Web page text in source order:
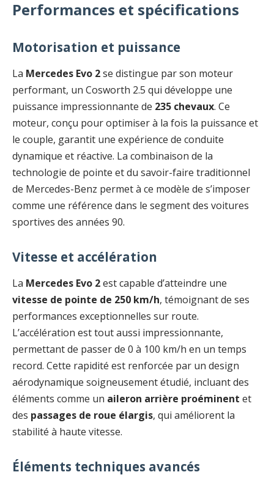
Performances et spécifications
Motorisation et puissance
La Mercedes Evo 2se distingue par son moteur
performant, un Cosworth 2.5 qui développe une
puissance impressionnante de 235 chevaux. Ce
moteur, conçu pour optimiser à la fois la puissance et
le couple, garantit une expérience de conduite
dynamique et réactive. La combinaison de la
technologie de pointe et du savoir-faire traditionnel
de Mercedes-Benz permet à ce modèle de s’imposer
comme une référence dans le segment des voitures
sportives des années 90.
Vitesse et accélération
La Mercedes Evo 2est capable d’atteindre une
vitesse de pointe de 250 km/h, témoignant de ses
performances exceptionnelles sur route.
L’accélération est tout aussi impressionnante,
permettant de passer de 0 à 100 km/h en un temps
record. Cette rapidité est renforcée par un design
aérodynamique soigneusement étudié, incluant des
éléments comme un aileron arrière proéminent et
des passages de roue élargis, qui améliorent la
stabilité à haute vitesse.
Éléments techniques avancés